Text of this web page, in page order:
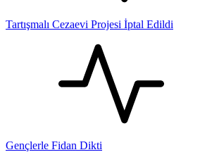
Tartışmalı Cezaevi Projesi İptal Edildi
Gençlerle Fidan Dikti